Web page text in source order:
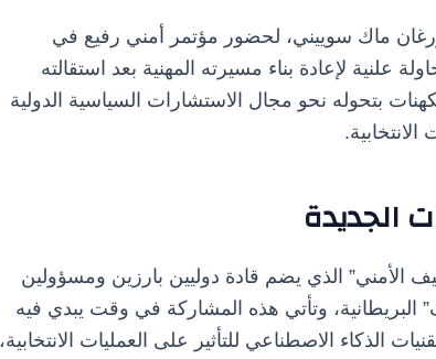
ماك سوييني، لحضور مؤتمر أمني رفيع في
علنية لإعادة بناء مسيرته المهنية بعد استقالته
بتحوله نحو مجال الاستشارات السياسية الدولية
الجديدة
الذي يضم قادة دوليين بارزين ومسؤولين
البريطانية، وتأتي هذه المشاركة في وقت يبدي فيه
الذكاء الاصطناعي للتأثير على العمليات الانتخابية،